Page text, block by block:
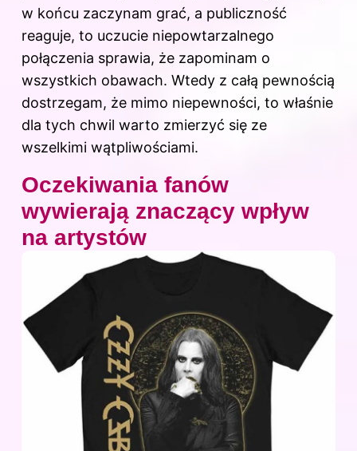
w końcu zaczynam grać, a publiczność
reaguje, to uczucie niepowtarzalnego
połączenia sprawia, że zapominam o
wszystkich obawach. Wtedy z całą pewnością
dostrzegam, że mimo niepewności, to właśnie
dla tych chwil warto zmierzyć się ze
wszelkimi wątpliwościami.
Oczekiwania fanów
wywierają znaczący wpływ
na artystów